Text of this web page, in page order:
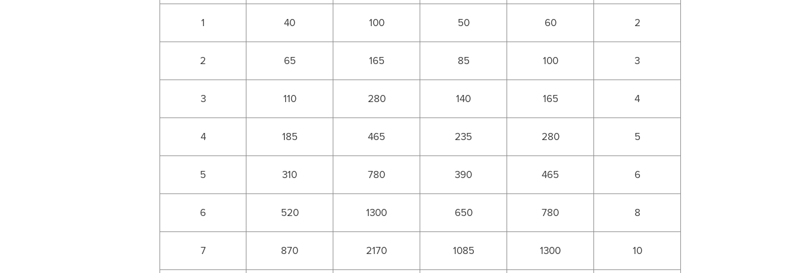
1 40 100 50 60 2
2 65 165 85 100 3
3 110 280 140 165 4
4 185 465 235 280 5
5 310 780 390 465 6
6 520 1300 650 780 8
7 870 2170 1085 1300 10